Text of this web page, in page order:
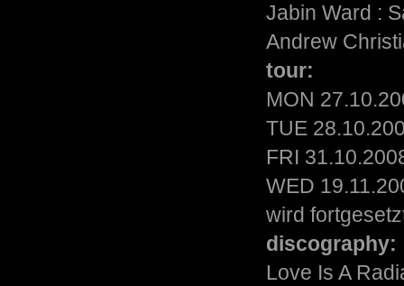
Jabin Ward :
Andrew
tour:
MON
TUE
FRI
WED
wird
discography:
Love Is A